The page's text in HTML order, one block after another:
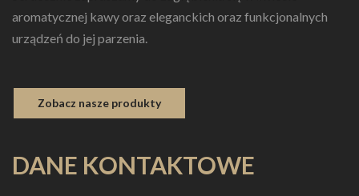
aromatycznej kawy oraz eleganckich oraz funkcjonalnych
urządzeń do jej parzenia.
Zobacz nasze produkty
DANE KONTAKTOWE